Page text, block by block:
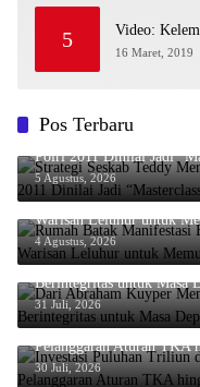
5 Video:
16 Maret, 2019
Pos Terbaru
Strategi Seskab Teddy
Polri 2011 Dinilai Jadi
5 Agustus, 2026
Rumah Batak Manifestasi
Warisan Leluhur untuk
4 Agustus, 2026
Dari Abraham Kuyper
Berintegritas untuk Masa
31 Juli, 2026
Investasi Puluhan Triliun
Pelanggaran Aturan TKA
30 Juli, 2026